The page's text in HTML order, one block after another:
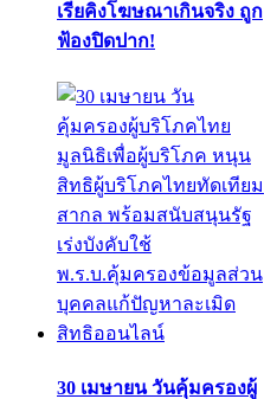
เรียคิงโฆษณาเกินจริง ถูก
ฟ้องปิดปาก!
30 เมษายน วันคุ้มครองผู้